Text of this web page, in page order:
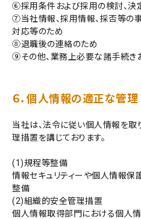
⑥採用条件および採用の検討、決
⑦当社情報、採用情報、採否等の
対応等のため
⑧退職後の連絡のため
⑨その他、業務上必要な諸手続き
６．個人情報の適正な管理
当社は、法令に従い個人情報を取
理措置を講じております。
(1)規程等整備
情報セキュリティーや個人情報保
整備
(2)組織的安全管理措置
個人情報取得部門における個人